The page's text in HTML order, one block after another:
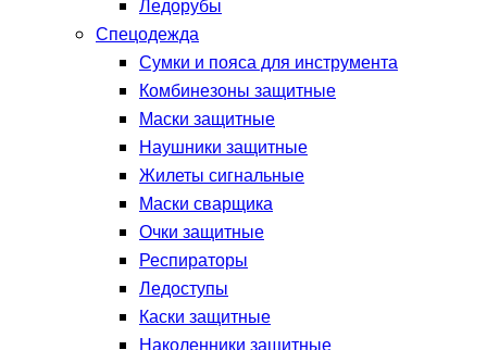
Ледорубы
Спецодежда
Сумки и пояса для инструмента
Комбинезоны защитные
Маски защитные
Наушники защитные
Жилеты сигнальные
Маски сварщика
Очки защитные
Респираторы
Ледоступы
Каски защитные